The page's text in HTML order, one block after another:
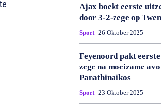
Ajax boekt eerste
door 3-2-zege op
Sport 26 Oktober 2025
Feyenoord pakt
zege na moeizame
Panathinaikos
Sport 23 Oktober 2025